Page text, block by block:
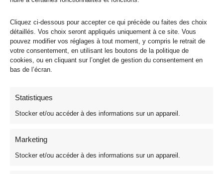
Cliquez ci-dessous pour accepter ce qui précède ou faites des choix
détaillés. Vos choix seront appliqués uniquement à ce site. Vous
pouvez modifier vos réglages à tout moment, y compris le retrait de
votre consentement, en utilisant les boutons de la politique de
cookies, ou en cliquant sur l’onglet de gestion du consentement en
bas de l’écran.
Statistiques
Stocker et/ou accéder à des informations sur un appareil.
Marketing
Stocker et/ou accéder à des informations sur un appareil.
Les Meilleures Ventes
23
Nouveautés Tissus 122
Coton Imprimé Oeko Tex
Voile de Coton Matelassé
Voile de Coton Africain 1
Coton 3D et Impression Digitale
Tissu Fleuri Style Liberty Oeko-Tex
3